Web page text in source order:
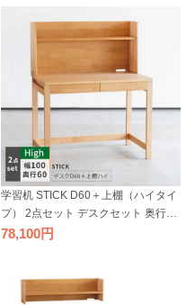
チュラル ヒノキ ロータイプ コンパ
学習机 STICK D60＋上棚（ハイタイ
プ） 2点セット デスクセット 奥行60
cm 幅100cm 杉工場 完成品 天然木 国
キ コンパクト 無垢 日本製
78,100